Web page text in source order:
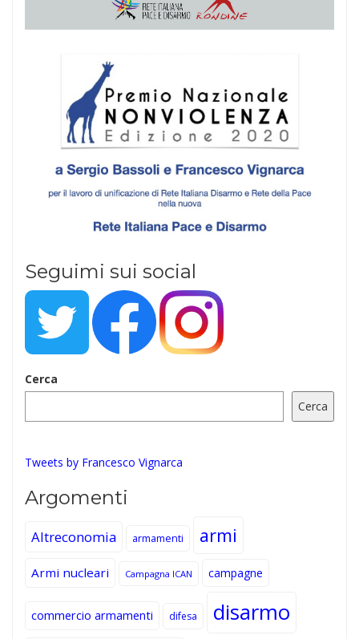
Seguimi sui social
Cerca
Cerca
Tweets by Francesco Vignarca
Argomenti
Altreconomia armamenti armi
Armi nucleari Campagna ICAN campagne
commercio armamenti difesa disarmo